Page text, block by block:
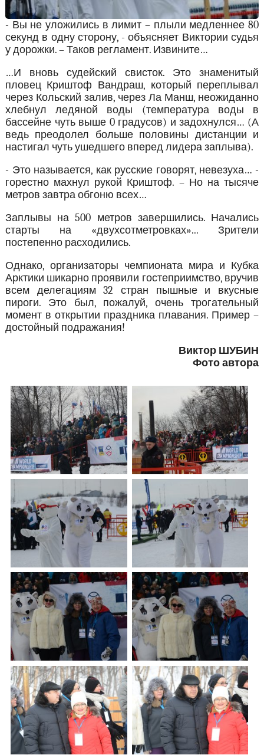
- Вы не уложились в лимит – плыли медленнее 80
секунд в одну сторону, - объясняет Виктории судья
у дорожки. – Таков регламент. Извините…
…И вновь судейский свисток. Это знаменитый
пловец Криштоф Вандраш, который переплывал
через Кольский залив, через Ла Манш, неожиданно
хлебнул ледяной воды (температура воды в
бассейне чуть выше 0 градусов) и задохнулся… (А
ведь преодолел больше половины дистанции и
настигал чуть ушедшего вперед лидера заплыва).
- Это называется, как русские говорят, невезуха… -
горестно махнул рукой Криштоф. – Но на тысяче
метров завтра обгоню всех…
Заплывы на 500 метров завершились. Начались
старты на «двухсотметровках»... Зрители
постепенно расходились.
Однако, организаторы чемпионата мира и Кубка
Арктики шикарно проявили гостеприимство, вручив
всем делегациям 32 стран пышные и вкусные
пироги. Это был, пожалуй, очень трогательный
момент в открытии праздника плавания. Пример –
достойный подражания!
Виктор ШУБИН
Фото автора